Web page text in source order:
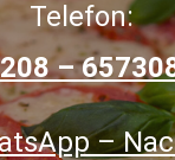
Telefon:
–
–